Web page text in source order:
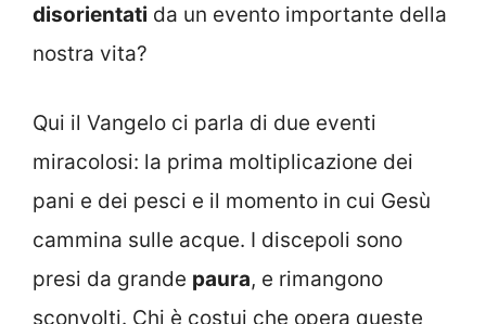
disorientati da un evento importante della
nostra vita?
Qui il Vangelo ci parla di due eventi
miracolosi: la prima moltiplicazione dei
pani e dei pesci e il momento in cui Gesù
cammina sulle acque. I discepoli sono
presi da grande paura, e rimangono
sconvolti. Chi è costui che opera queste